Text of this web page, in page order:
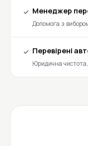
Менеджер
Допомога з
Перевірені
Юридична чистота,